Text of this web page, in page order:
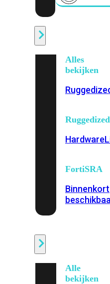
Alles
bekijken
Ruggedized
Hardware
FortiSRA
Binnenkort
Alle
bekijken